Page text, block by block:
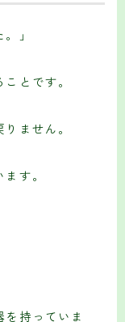
」
とです。
ません。
す。
持っていま